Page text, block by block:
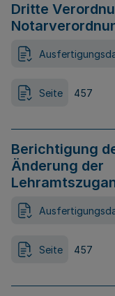
Dritte
Seite 457
Berichtigung
Änderung der
Seite 457